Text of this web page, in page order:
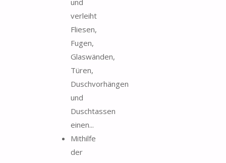
verleiht
Fliesen,
Fugen,
Glaswänden,
Türen,
Duschvorhängen
und
Duschtassen
einen...
Mithilfe
der